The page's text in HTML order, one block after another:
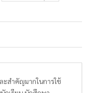
ะสำคัญมากในการใช้